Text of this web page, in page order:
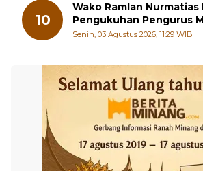
10
Wako Ramlan Nurmatias
Pengukuhan Pengurus MUS-KB Serta
LMKB Periode 2026-2031,
Senin, 03 Agustus 2026, 11:29 WIB